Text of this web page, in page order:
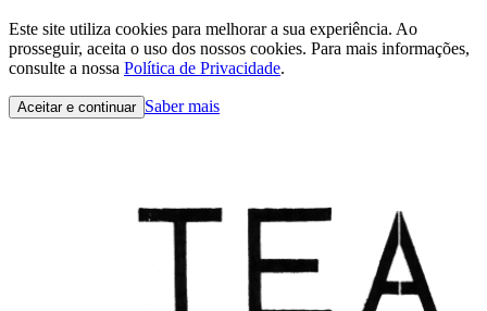
Este site utiliza cookies para melhorar a sua experiência. Ao
prosseguir, aceita o uso dos nossos cookies. Para mais informações,
consulte a nossa Política de Privacidade.
Aceitar e continuar Saber mais